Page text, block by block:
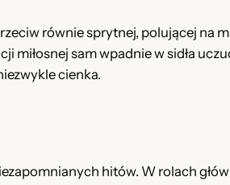
równie sprytnej, polującej na
sam wpadnie w sidła
cienka.
hitów. W rolach